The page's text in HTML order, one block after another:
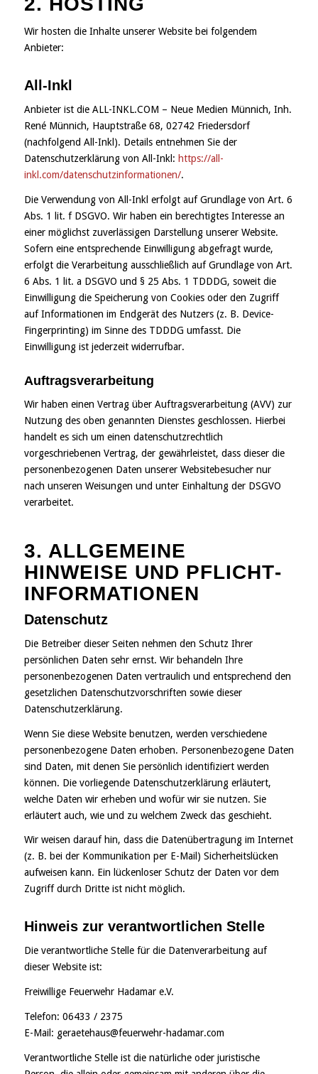
Wir hosten die Inhalte unserer Website bei folgendem
Anbieter:
All-Inkl
Anbieter ist die ALL-INKL.COM – Neue Medien Münnich, Inh.
René Münnich, Hauptstraße 68, 02742 Friedersdorf
(nachfolgend All-Inkl). Details entnehmen Sie der
Datenschutzerklärung von All-Inkl: https://all-
inkl.com/datenschutzinformationen/.
Die Verwendung von All-Inkl erfolgt auf Grundlage von Art. 6
Abs. 1 lit. f DSGVO. Wir haben ein berechtigtes Interesse an
einer möglichst zuverlässigen Darstellung unserer Website.
Sofern eine entsprechende Einwilligung abgefragt wurde,
erfolgt die Verarbeitung ausschließlich auf Grundlage von Art.
6 Abs. 1 lit. a DSGVO und § 25 Abs. 1 TDDDG, soweit die
Einwilligung die Speicherung von Cookies oder den Zugriff
auf Informationen im Endgerät des Nutzers (z. B. Device-
Fingerprinting) im Sinne des TDDDG umfasst. Die
Einwilligung ist jederzeit widerrufbar.
Auftragsverarbeitung
Wir haben einen Vertrag über Auftragsverarbeitung (AVV) zur
Nutzung des oben genannten Dienstes geschlossen. Hierbei
handelt es sich um einen datenschutzrechtlich
vorgeschriebenen Vertrag, der gewährleistet, dass dieser die
personenbezogenen Daten unserer Websitebesucher nur
nach unseren Weisungen und unter Einhaltung der DSGVO
verarbeitet.
3. ALLGEMEINE
HINWEISE UND PFLICHT­
INFORMATIONEN
Datenschutz
Die Betreiber dieser Seiten nehmen den Schutz Ihrer
persönlichen Daten sehr ernst. Wir behandeln Ihre
personenbezogenen Daten vertraulich und entsprechend den
gesetzlichen Datenschutzvorschriften sowie dieser
Datenschutzerklärung.
Wenn Sie diese Website benutzen, werden verschiedene
personenbezogene Daten erhoben. Personenbezogene Daten
sind Daten, mit denen Sie persönlich identifiziert werden
können. Die vorliegende Datenschutzerklärung erläutert,
welche Daten wir erheben und wofür wir sie nutzen. Sie
erläutert auch, wie und zu welchem Zweck das geschieht.
Wir weisen darauf hin, dass die Datenübertragung im Internet
(z. B. bei der Kommunikation per E-Mail) Sicherheitslücken
aufweisen kann. Ein lückenloser Schutz der Daten vor dem
Zugriff durch Dritte ist nicht möglich.
Hinweis zur verantwortlichen Stelle
Die verantwortliche Stelle für die Datenverarbeitung auf
dieser Website ist:
Freiwillige Feuerwehr Hadamar e.V.
Telefon: 06433 / 2375
E-Mail: geraetehaus@feuerwehr-hadamar.com
Verantwortliche Stelle ist die natürliche oder juristische